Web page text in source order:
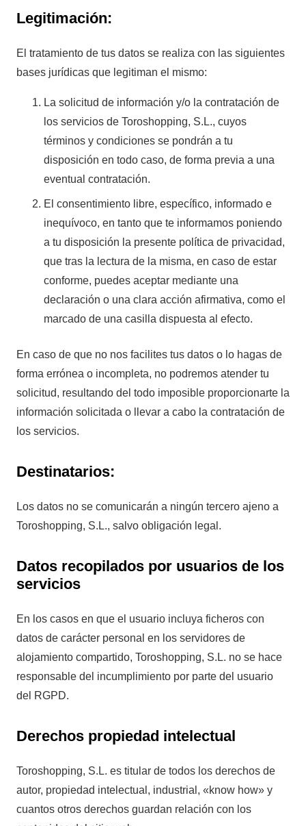
Legitimación:
El tratamiento de tus datos se realiza con las siguientes
bases jurídicas que legitiman el mismo:
La solicitud de información y/o la contratación de
los servicios de Toroshopping, S.L., cuyos
términos y condiciones se pondrán a tu
disposición en todo caso, de forma previa a una
eventual contratación.
El consentimiento libre, específico, informado e
inequívoco, en tanto que te informamos poniendo
a tu disposición la presente política de privacidad,
que tras la lectura de la misma, en caso de estar
conforme, puedes aceptar mediante una
declaración o una clara acción afirmativa, como el
marcado de una casilla dispuesta al efecto.
En caso de que no nos facilites tus datos o lo hagas de
forma errónea o incompleta, no podremos atender tu
solicitud, resultando del todo imposible proporcionarte la
información solicitada o llevar a cabo la contratación de
los servicios.
Destinatarios:
Los datos no se comunicarán a ningún tercero ajeno a
Toroshopping, S.L., salvo obligación legal.
Datos recopilados por usuarios de los
servicios
En los casos en que el usuario incluya ficheros con
datos de carácter personal en los servidores de
alojamiento compartido, Toroshopping, S.L. no se hace
responsable del incumplimiento por parte del usuario
del RGPD.
Derechos propiedad intelectual
Toroshopping, S.L. es titular de todos los derechos de
autor, propiedad intelectual, industrial, «know how» y
cuantos otros derechos guardan relación con los